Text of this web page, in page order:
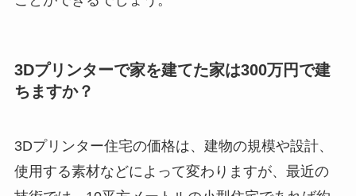
3Dプリンターで家を建てた家は300万円で建
ちますか？
3Dプリンター住宅の価格は、建物の規模や設計、
使用する素材などによって変わりますが、最近の